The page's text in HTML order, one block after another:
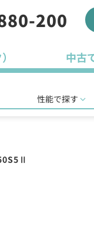
200
中古
性能で探す